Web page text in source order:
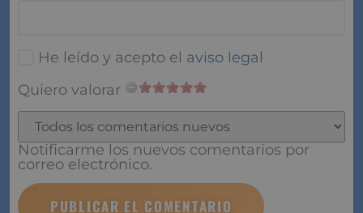
He leído y acepto el aviso legal
Quiero valorar
Notificarme los nuevos comentarios por
correo electrónico.